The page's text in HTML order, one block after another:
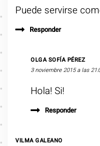
Puede servirse
Responder
OLGA SOFÍA PÉREZ
3 noviembre 2015 a las
Hola! Si!
Responder
VILMA GALEANO